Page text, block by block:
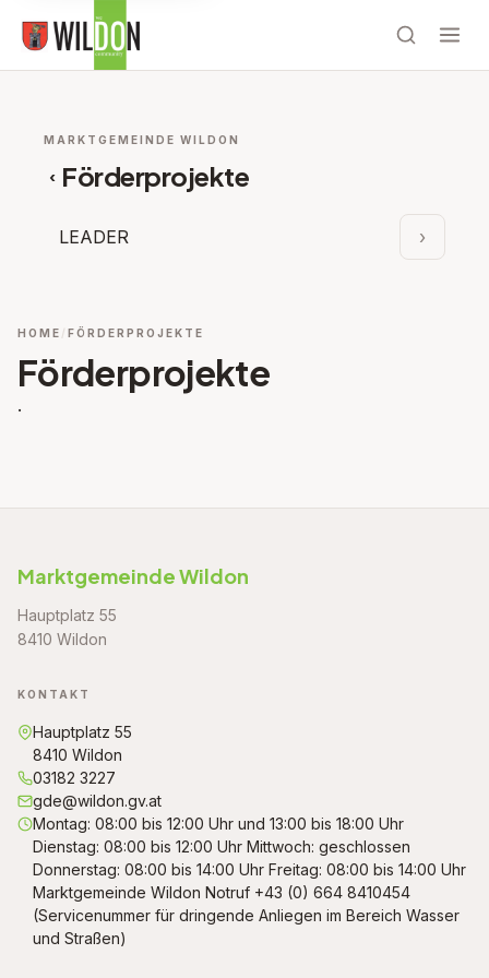
MARKTGEMEINDE WILDON
‹ Förderprojekte
LEADER ›
HOME FÖRDERPROJEKTE
Förderprojekte
.
Marktgemeinde Wildon
Hauptplatz 55
8410 Wildon
KONTAKT
Hauptplatz 55
8410 Wildon
03182 3227
gde@wildon.gv.at
Montag: 08:00 bis 12:00 Uhr und 13:00 bis 18:00 Uhr
Dienstag: 08:00 bis 12:00 Uhr Mittwoch: geschlossen
Donnerstag: 08:00 bis 14:00 Uhr Freitag: 08:00 bis 14:00 Uhr
Marktgemeinde Wildon Notruf +43 (0) 664 8410454
(Servicenummer für dringende Anliegen im Bereich Wasser
und Straßen)